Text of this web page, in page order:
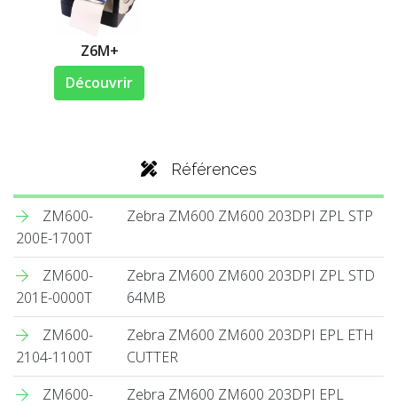
Z6M+
Découvrir
Références
ZM600-
200E-1700T
Zebra ZM600 ZM600 203DPI ZPL STP
ZM600-
201E-0000T
Zebra ZM600 ZM600 203DPI ZPL STD
64MB
ZM600-
2104-1100T
Zebra ZM600 ZM600 203DPI EPL ETH
CUTTER
ZM600-
Zebra ZM600 ZM600 203DPI EPL